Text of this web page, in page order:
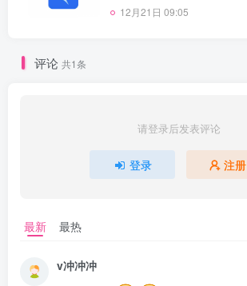
12月21日 09:05
评论 共1条
请登录后发表评论
登录 注册
最新 最热
v冲冲冲